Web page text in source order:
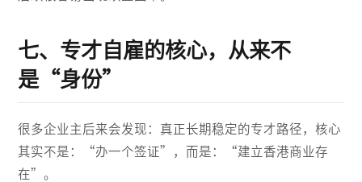
七、专才自雇的核心，从来不
是“身份”
很多企业主后来会发现：真正长期稳定的专才路径，核心
其实不是：“办一个签证”，而是：“建立香港商业存
在”。